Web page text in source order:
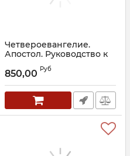
Четвероевангелие.
Апостол. Руководство к
изучению Священного
Писания Нового Завета.
(Таушев)
26075
850,00 Руб